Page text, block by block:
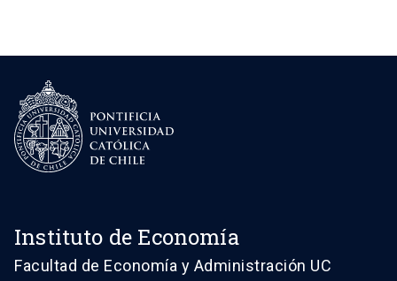
Instituto de Economía
Facultad de Economía y Administración UC